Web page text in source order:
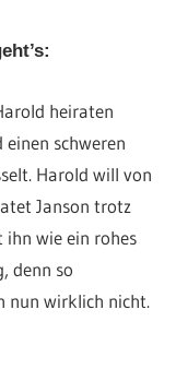
heiraten
schweren
Harold will von
Janson trotz
ihn wie ein rohes
denn so
nun wirklich nicht.